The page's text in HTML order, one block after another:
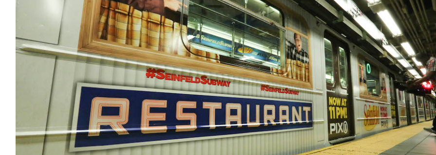
Politica
Tecnologia
Internet
Scienza
Cultura
Economia
Sport
Consumismi
Storie/Idee
Ok Boomer!
Media
Europa
Altrecose
Mondiali calcio 2026
PODCAST